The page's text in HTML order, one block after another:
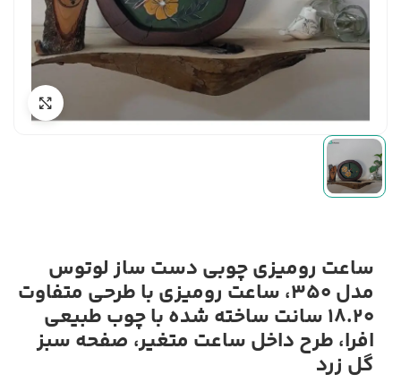
ساعت رومیزی چوبی دست ساز لوتوس
مدل 350، ساعت رومیزی با طرحی متفاوت
18.20 سانت ساخته شده با چوب طبیعی
افرا، طرح داخل ساعت متغیر، صفحه سبز
گل زرد